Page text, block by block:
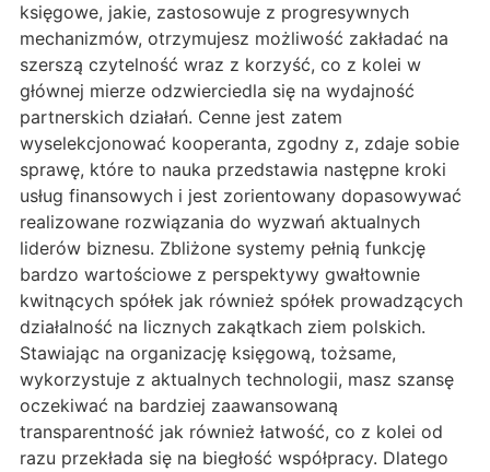
księgowe, jakie, zastosowuje z progresywnych
mechanizmów, otrzymujesz możliwość zakładać na
szerszą czytelność wraz z korzyść, co z kolei w
głównej mierze odzwierciedla się na wydajność
partnerskich działań. Cenne jest zatem
wyselekcjonować kooperanta, zgodny z, zdaje sobie
sprawę, które to nauka przedstawia następne kroki
usług finansowych i jest zorientowany dopasowywać
realizowane rozwiązania do wyzwań aktualnych
liderów biznesu. Zbliżone systemy pełnią funkcję
bardzo wartościowe z perspektywy gwałtownie
kwitnących spółek jak również spółek prowadzących
działalność na licznych zakątkach ziem polskich.
Stawiając na organizację księgową, tożsame,
wykorzystuje z aktualnych technologii, masz szansę
oczekiwać na bardziej zaawansowaną
transparentność jak również łatwość, co z kolei od
razu przekłada się na biegłość współpracy. Dlatego